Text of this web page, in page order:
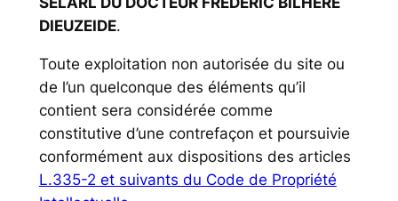
DIEUZEIDE.
Toute exploitation non autorisée du site ou
de l’un quelconque des éléments qu’il
contient sera considérée comme
constitutive d’une contrefaçon et poursuivie
conformément aux dispositions des articles
L.335-2 et suivants du Code de Propriété